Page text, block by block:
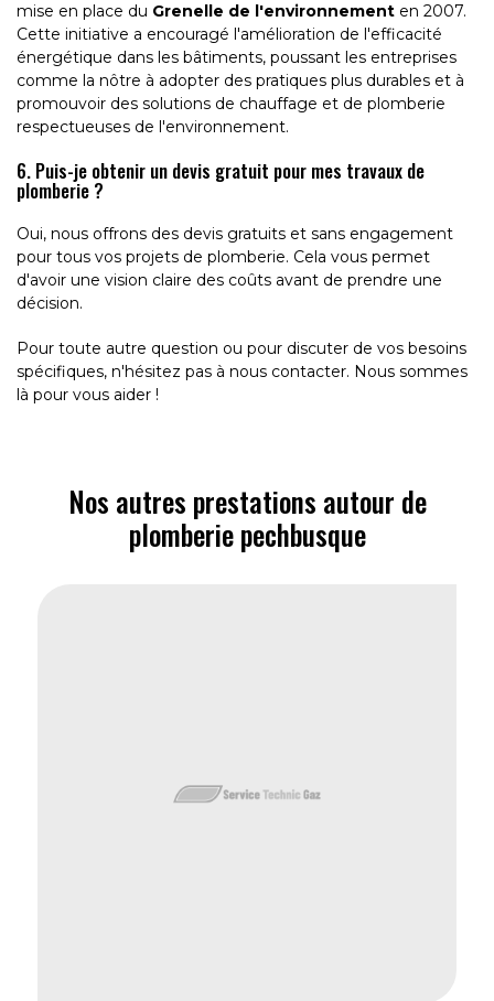
mise en place du Grenelle de l'environnement en 2007.
Cette initiative a encouragé l'amélioration de l'efficacité
énergétique dans les bâtiments, poussant les entreprises
comme la nôtre à adopter des pratiques plus durables et à
promouvoir des solutions de chauffage et de plomberie
respectueuses de l'environnement.
6. Puis-je obtenir un devis gratuit pour mes travaux de
plomberie ?
Oui, nous offrons des devis gratuits et sans engagement
pour tous vos projets de plomberie. Cela vous permet
d'avoir une vision claire des coûts avant de prendre une
décision.
Pour toute autre question ou pour discuter de vos besoins
spécifiques, n'hésitez pas à nous contacter. Nous sommes
là pour vous aider !
Nos autres prestations autour de
plomberie pechbusque